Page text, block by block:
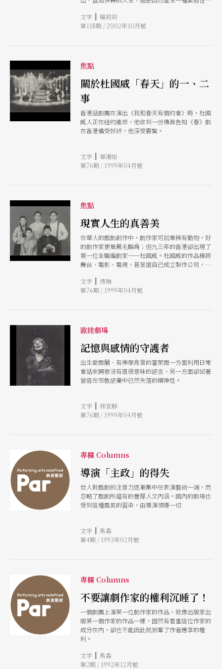
消失前的最後回顧。米尼亞納表示：「這種迸發的
言語為一種倖存的語言，一種吶喊，充滿了焦慮」
文字 | 楊莉莉
第118期 / 2002年10月號
焦點
關於杜國威「春天」的一、二
事
香港話劇團在演出《我和春天有個約會》時，杜國
威人正在紐約進修，他收到一份傳眞吿知《春》劇
在香港備受好評，他深受震驚。
文字 | 華湘如
第76期 / 1999年04月號
焦點
現實人生的真善美
在華人的戲劇創作中，劇作家可說是稀有動物，好
的劇作家更是鳳毛麟角；但九三年的香港卻出現了
第一位全職編劇家──杜國威。杜國威的作品橫跨
舞台、電影、電視，甚至還自己成立製作公司，作
喜愛。此次在他作品即將登台之際，本刊將特別針
對杜國威的一系列創作作品做一深入介紹。
文字 | 佛琳
第76期 / 1999年04月號
歐陸劇場
記憶與感情的守護者
出生愛爾蘭、有神學背景的富萊爾一方面利用日常
會話來開發沒有道德意味的語言，另一方面卻試著
營造在宗敎語彙中已然失落的精神性。
文字 | 林宜靜
第76期 / 1999年04月號
專欄 Columns
導演「主政」的得失
世人對戲劇的注意力逐漸集中在表演藝術一端，而
忽略了戲劇所蘊有的豐厚人文內涵。國內的劇場也
受到這種風氣的習染，由導演領導一切
文字 | 馬森
第4期 / 1993年02月號
專欄 Columns
不要讓劇作家的權利沉睡了！
一個劇團上演某一位劇作家的作品，就像出版家出
版某一個作家的作品一樣，固然有看重這位作家的
成分在內，卻也不能因此就剝奪了作者應享的權
利。
文字 | 馬森
第2期 / 1992年12月號